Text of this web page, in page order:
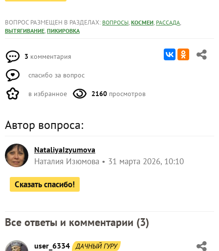
ВОПРОС РАЗМЕЩЕН В РАЗДЕЛАХ: ВОПРОСЫ, КОСМЕИ, РАССАДА,
ВЫТЯГИВАНИЕ, ПИКИРОВКА
3 комментария
спасибо за вопрос
в избранное 2160 просмотров
Автор вопроса:
NataliyaIzyumova
Наталия Изюмова 31 марта 2026, 10:10
Сказать спасибо!
Все ответы и комментарии (3)
user_6334 ДАЧНЫЙ ГУРУ